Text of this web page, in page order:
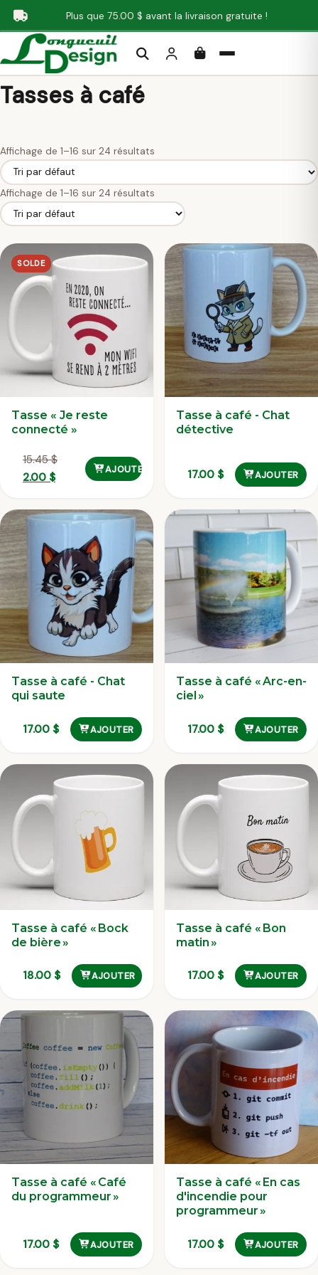
Aller au contenu principal
Plus que 75.00 $ avant la livraison gratuite !
Rechercher
Tasses à café
Affichage de 1–16 sur 24 résultats
Affichage de 1–16 sur 24 résultats
SOLDE
Tasse « Je reste
connecté »
15.45$
Le
initial
était :
15.45 $.
2.00 $Le
actuel
2.00 $.
AJOUTER
Tasse à café - Chat
détective
17.00 $ AJOUTER
Tasse à café - Chat
qui saute
17.00 $ AJOUTER
Tasse à café « Arc-en-
ciel »
17.00 $ AJOUTER
Tasse à café « Bock
de bière »
18.00 $ AJOUTER
Tasse à café « Bon
matin »
17.00 $ AJOUTER
Tasse à café « Café
du programmeur »
17.00 $ AJOUTER
Tasse à café « En cas
d'incendie pour
programmeur »
17.00 $ AJOUTER